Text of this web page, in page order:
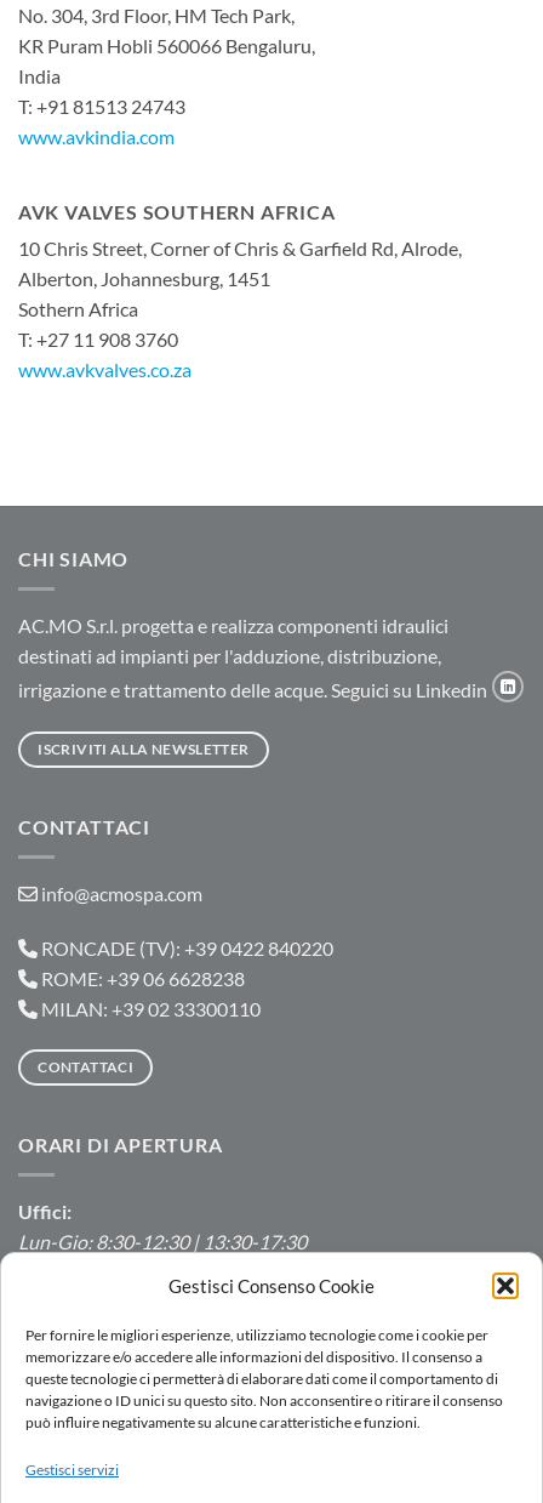
Gestisci Consenso Cookie
Per fornire le migliori esperienze, utilizziamo tecnologie come i cookie per
memorizzare e/o accedere alle informazioni del dispositivo. Il consenso a
queste tecnologie ci permetterà di elaborare dati come il comportamento di
navigazione o ID unici su questo sito. Non acconsentire o ritirare il consenso
può influire negativamente su alcune caratteristiche e funzioni.
Gestisci servizi
No. 304, 3rd Floor, HM Tech Park,
KR Puram Hobli 560066 Bengaluru,
India
T: +91 81513 24743
www.avkindia.com
AVK VALVES SOUTHERN AFRICA
10 Chris Street, Corner of Chris & Garfield Rd, Alrode,
Alberton, Johannesburg, 1451
Sothern Africa
T: +27 11 908 3760
www.avkvalves.co.za
CHI SIAMO
AC.MO S.r.l. progetta e realizza componenti idraulici
destinati ad impianti per l'adduzione, distribuzione,
irrigazione e trattamento delle acque. Seguici su Linkedin
ISCRIVITI ALLA NEWSLETTER
CONTATTACI
info@acmospa.com
RONCADE (TV): +39 0422 840220
ROME: +39 06 6628238
MILAN: +39 02 33300110
CONTATTACI
ORARI DI APERTURA
Uffici:
Lun-Gio: 8:30-12:30 | 13:30-17:30
Produzione/Magazzino:
Lun-Ven: 7:00-12:00 | 13:00-16:00